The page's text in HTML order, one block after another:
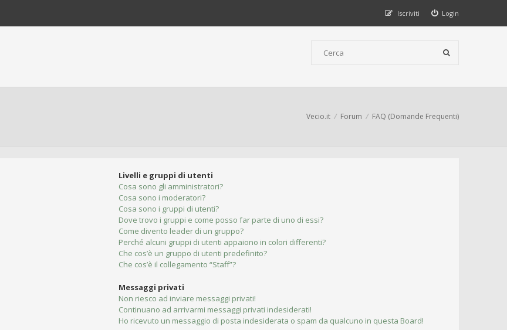
Login
Iscriviti
Vecio.it Forum FAQ (Domande Frequenti)
Livelli e gruppi di utenti
Cosa sono gli amministratori?
Cosa sono i moderatori?
Cosa sono i gruppi di utenti?
Dove trovo i gruppi e come posso far parte di uno di essi?
Come divento leader di un gruppo?
Perché alcuni gruppi di utenti appaiono in colori differenti?
Che cos’è un gruppo di utenti predefinito?
Che cos’è il collegamento “Staff”?
Messaggi privati
Non riesco ad inviare messaggi privati!
Continuano ad arrivarmi messaggi privati indesiderati!
Ho ricevuto un messaggio di posta indesiderata o spam da qualcuno in questa Board!